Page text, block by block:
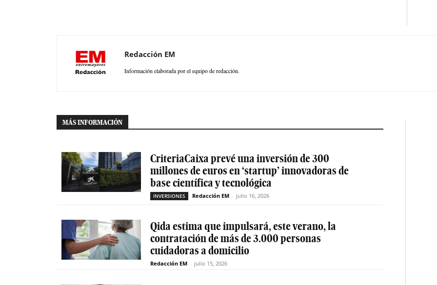
Redacción EM
Información elaborada por el equipo de redacción.
MÁS INFORMACIÓN
CriteriaCaixa prevé una inversión de 300
millones de euros en ‘startup’ innovadoras de
base científica y tecnológica
INVERSIONES Redacción EM - julio 16, 2026
Qida estima que impulsará, este verano, la
contratación de más de 3.000 personas
cuidadoras a domicilio
Redacción EM - julio 15, 2026